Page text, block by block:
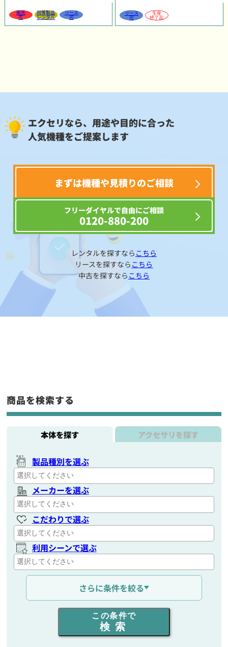
販売
可
同等製品
レンタル
リース
可
リース
可
生産
終了品
エクセリなら、用途や目的に合った
人気機種をご提案します
まずは機種や見積りのご相談
フリーダイヤルで自由にご相談
0120-880-200
レンタルを探すなら こちら
リースを探すなら こちら
中古を探すなら こちら
商品を検索する
本体を探す アクセサリを探す
製品種別を選ぶ
メーカーを選ぶ
こだわりで選ぶ
利用シーンで選ぶ
通信距離を選ぶ
出力を選ぶ
同時通話人数を選ぶ
さらに条件を絞る
この条件で
検索